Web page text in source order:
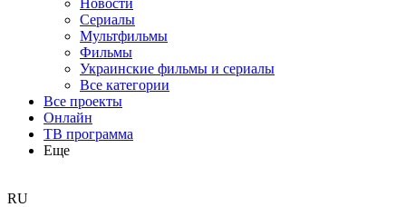
Новости
Сериалы
Мультфильмы
Фильмы
Украинские фильмы и сериалы
Все категории
Все проекты
Онлайн
ТВ программа
Еще
RU